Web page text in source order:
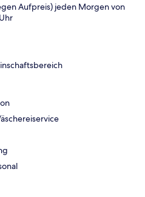
Aufpreis) jeden Morgen von